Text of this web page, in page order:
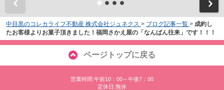
中目黒のコレカライフ不動産 株式会社ジュネクス > ブログ記事一覧 > 成約し
たお客様よりお菓子頂きました！福岡さかえ屋の「なんばん往来」です！！！
ページトップに戻る
営業時間:午前10：00～午後7：00
定休日:無休